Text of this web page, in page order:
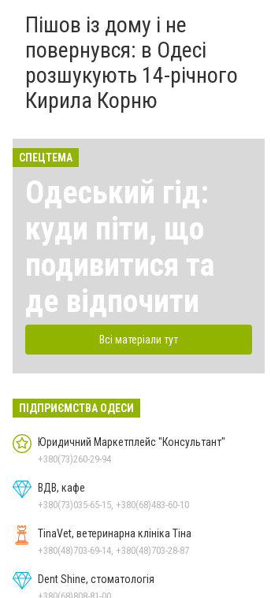
Пішов із дому і не
повернувся: в Одесі
розшукують 14-річного
Кирила Корню
СПЕЦТЕМА
Одеський гід:
куди піти, що
подивитися та
де відпочити
Всі матеріали тут
ПІДПРИЄМСТВА ОДЕСИ
Юридичний Маркетплейс "Консультант"
+380(73)260-29-94
ВДВ, кафе
+380(73)035-65-15, +380(68)483-60-10
TinaVet, ветеринарна клініка Тіна
+380(48)703-69-14, +380(48)703-28-87
Dent Shine, стоматологія